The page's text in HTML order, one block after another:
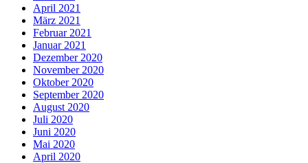
April 2021
März 2021
Februar 2021
Januar 2021
Dezember 2020
November 2020
Oktober 2020
September 2020
August 2020
Juli 2020
Juni 2020
Mai 2020
April 2020